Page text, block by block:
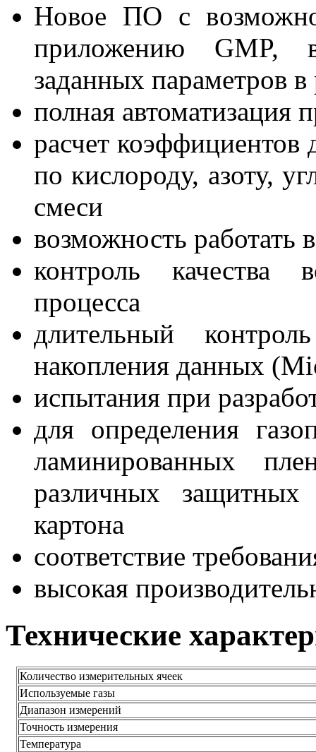
Новое ПО с
приложению GMP,
заданных параметров
полная автоматизация
расчет
по кислороду, азоту,
смеси
возможность работать
контроль качества
процесса
длительный
накопления данных
испытания при
для определения
ламинированных
различных защитных
картона
соответствие
высокая
Технические
Количество измерительных ячеек
Используемые газы
Диапазон измерений
Точность измерения
Температура